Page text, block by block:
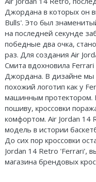
Джордана в которых он
Bulls'. Это был
на последней секунде
победные два очка,
раз. Для создания Air
Смита вдохновила
Джордана. В дизайне
похожий логотип как у
машинным протектором.
пошиву, кроссовки
комфортом. Air Jordan 14
модель в истории
До сих пор кроссовки
Jordan 14 Retro 'Ferrari',
магазина брендовых
Nike Air Deldon
Nike Sabrina
Nike A’ja
Nike ST
Nike GT
Nike Ja
Nike Book
Nike LeBron